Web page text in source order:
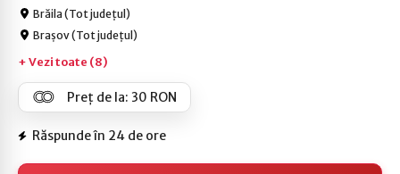
Brăila (Tot județul)
Brașov (Tot județul)
+ Vezi toate (8)
Preț de la: 30 RON
Răspunde în 24 de ore